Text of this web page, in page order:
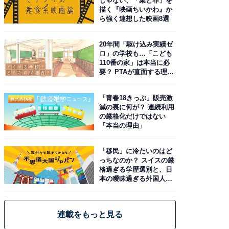
描く『映画ちいかわ』か
ら強く連想した映画8選
20年間「駆け込み実績ゼ
ロ」の学校も…「こども
110番の家」は本当に必
要？ PTAが直面する理想
「青春18きっぷ」販売激
減の裏に何が？ 連続利用
の厳格化だけではない
「本当の理由」
「移民」に冷たいのはど
っちなのか？ スイスの厳
格過ぎる学歴選別と、日
本の曖昧過ぎる外国人政
連載をもっと見る